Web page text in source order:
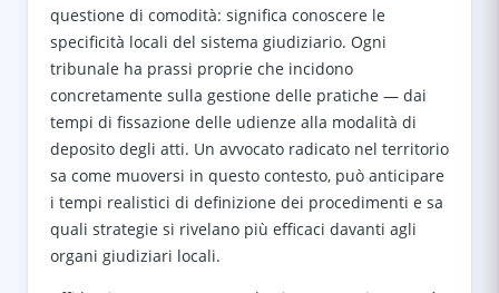
questione di comodità: significa conoscere le
specificità locali del sistema giudiziario. Ogni
tribunale ha prassi proprie che incidono
concretamente sulla gestione delle pratiche — dai
tempi di fissazione delle udienze alla modalità di
deposito degli atti. Un avvocato radicato nel territorio
sa come muoversi in questo contesto, può anticipare
i tempi realistici di definizione dei procedimenti e sa
quali strategie si rivelano più efficaci davanti agli
organi giudiziari locali.